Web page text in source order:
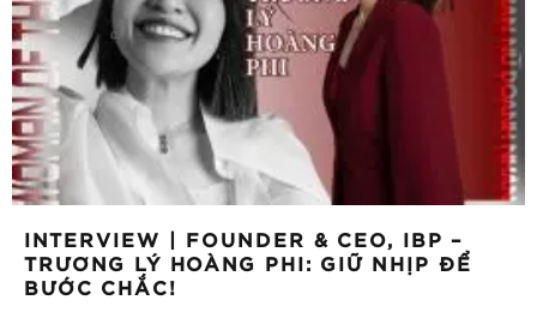
INTERVIEW | FOUNDER & CEO, IBP –
TRƯƠNG LÝ HOÀNG PHI: GIỮ NHỊP ĐỂ
BƯỚC CHẮC!